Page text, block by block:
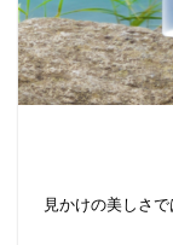
見かけの美しさ